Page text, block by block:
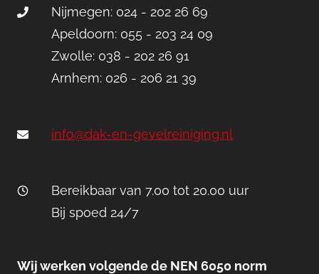
Nijmegen: 024 - 202 26 69
Apeldoorn: 055 - 203 24 09
Zwolle: 038 - 202 26 91
Arnhem: 026 - 206 21 39
info@dak-en-gevelreiniging.nl
Bereikbaar van 7.00 tot 20.00 uur
Bij spoed 24/7
Wij werken volgende de NEN 6050 norm